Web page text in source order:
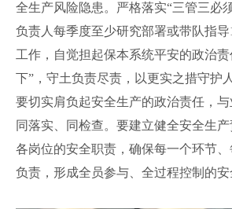
全生产风险隐患。严格落实“三管三必
负责人每季度至少研究部署或带队指
工作，自觉担起保本系统平安的政治
下”，守土负责尽责，以更实之措守护
要切实肩负起安全生产的政治责任，与
同落实、同检查。要建立健全安全生
各岗位的安全职责，确保每一个环节、
负责，形成全员参与、全过程控制的安